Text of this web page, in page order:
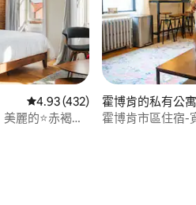
從 432 則評價中獲得 4.93 的平
4.93 (432)
麗的⭐赤褐色
霍博肯的私有公寓
霍博肯市區住宿-